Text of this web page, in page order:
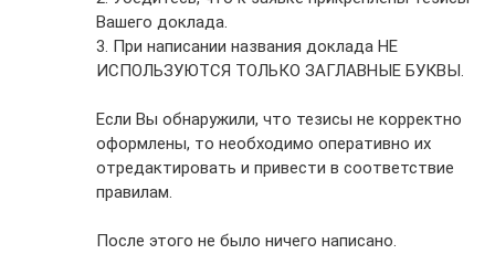
Вашего доклада.
3. При написании названия доклада НЕ
ИСПОЛЬЗУЮТСЯ ТОЛЬКО ЗАГЛАВНЫЕ БУКВЫ.
Если Вы обнаружили, что тезисы не корректно
оформлены, то необходимо оперативно их
отредактировать и привести в соответствие
правилам.
После этого не было ничего написано.